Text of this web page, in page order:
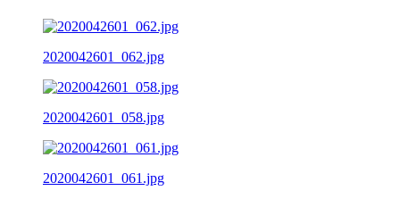
2020042601_062.jpg
2020042601_058.jpg
2020042601_061.jpg